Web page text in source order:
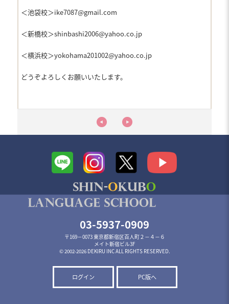
＜池袋校＞ike7087@gmail.com
＜新橋校＞shinbashi2006@yahoo.co.jp
＜横浜校＞yokohama201002@yahoo.co.jp
どうぞよろしくお願いいたします。
03-5937-0909
〒169－0073 東京都新宿区百人町２－４－６
メイト新宿ビル3F
© 2002-2026 DEKIRU INC ALL RIGHTS RESERVED.
ログイン PC版へ